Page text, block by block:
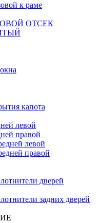
к раме
ОТСЕК
капота
левой
правой
левой
правой
дверей
задних дверей